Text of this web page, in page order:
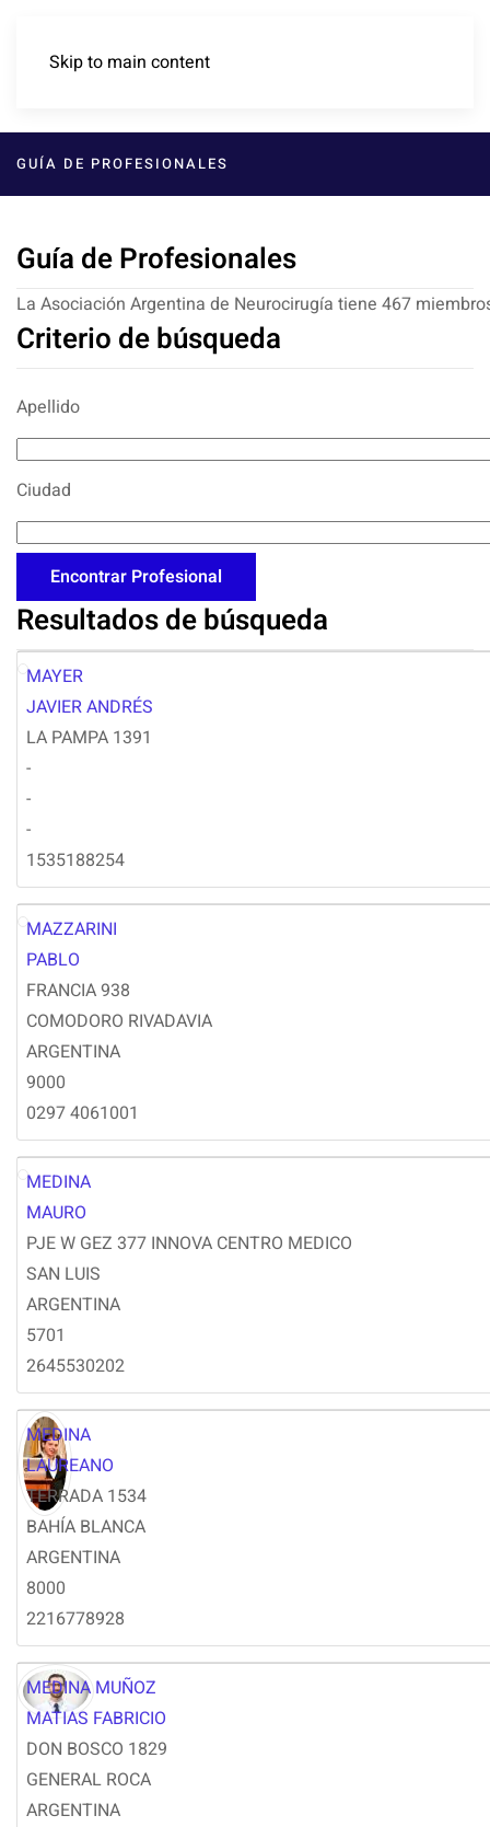
Skip to main content
GUÍA DE PROFESIONALES
Guía de Profesionales
La Asociación Argentina de Neurocirugía tiene 467
Criterio de búsqueda
Apellido
Ciudad
Resultados de búsqueda
JM
MAYER
JAVIER ANDRÉS
LA PAMPA 1391
-
-
-
1535188254
PM
MAZZARINI
PABLO
FRANCIA 938
COMODORO RIVADAVIA
ARGENTINA
9000
0297 4061001
MM
MEDINA
MAURO
PJE W GEZ 377 INNOVA CENTRO MEDICO
SAN LUIS
ARGENTINA
5701
2645530202
MEDINA
LAUREANO
TERRADA 1534
BAHÍA BLANCA
ARGENTINA
8000
2216778928
MEDINA MUÑOZ
MATIAS FABRICIO
DON BOSCO 1829
GENERAL ROCA
ARGENTINA